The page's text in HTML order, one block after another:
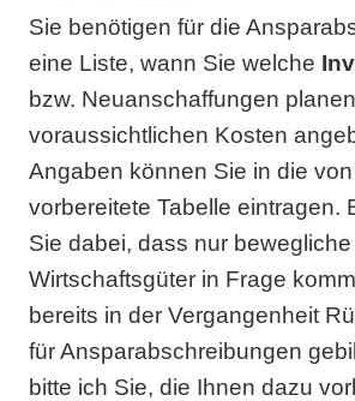
Sie benötigen für die
eine Liste, wann Sie welche
bzw. Neuanschaffungen
voraussichtlichen Kosten
Angaben können Sie in die
vorbereitete Tabelle eintragen.
Sie dabei, dass nur bewegliche
Wirtschaftsgüter in Frage
bereits in der Vergangenheit
für Ansparabschreibungen
bitte ich Sie, die Ihnen dazu